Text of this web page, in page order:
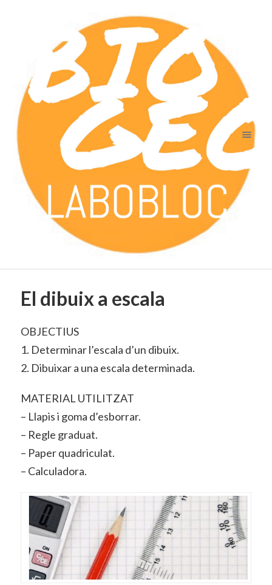
El dibuix a escala
OBJECTIUS
1. Determinar l’escala d’un dibuix.
2. Dibuixar a una escala determinada.
MATERIAL UTILITZAT
– Llapis i goma d’esborrar.
– Regle graduat.
– Paper quadriculat.
– Calculadora.